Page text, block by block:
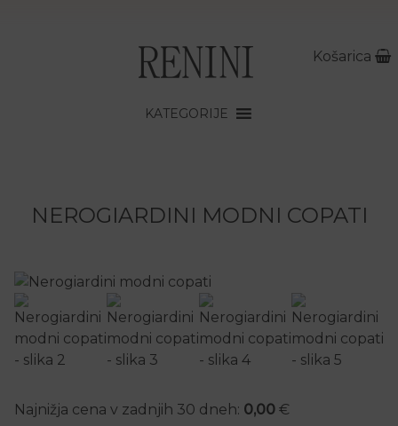
Košarica
KATEGORIJE
NEROGIARDINI MODNI COPATI
Najnižja cena v zadnjih 30 dneh: 0,00 €